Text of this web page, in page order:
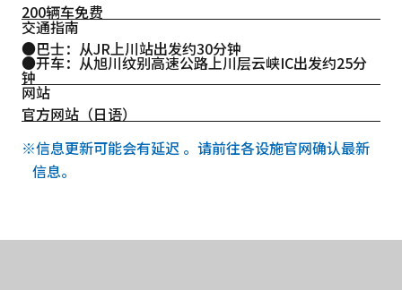
200辆车免费
交通指南
●巴士：从JR上川站出发约30分钟
●开车：从旭川纹别高速公路上川层云峡IC出发约25分
钟
网站
官方网站（日语）
※信息更新可能会有延迟 。请前往各设施官网确认最新
信息。